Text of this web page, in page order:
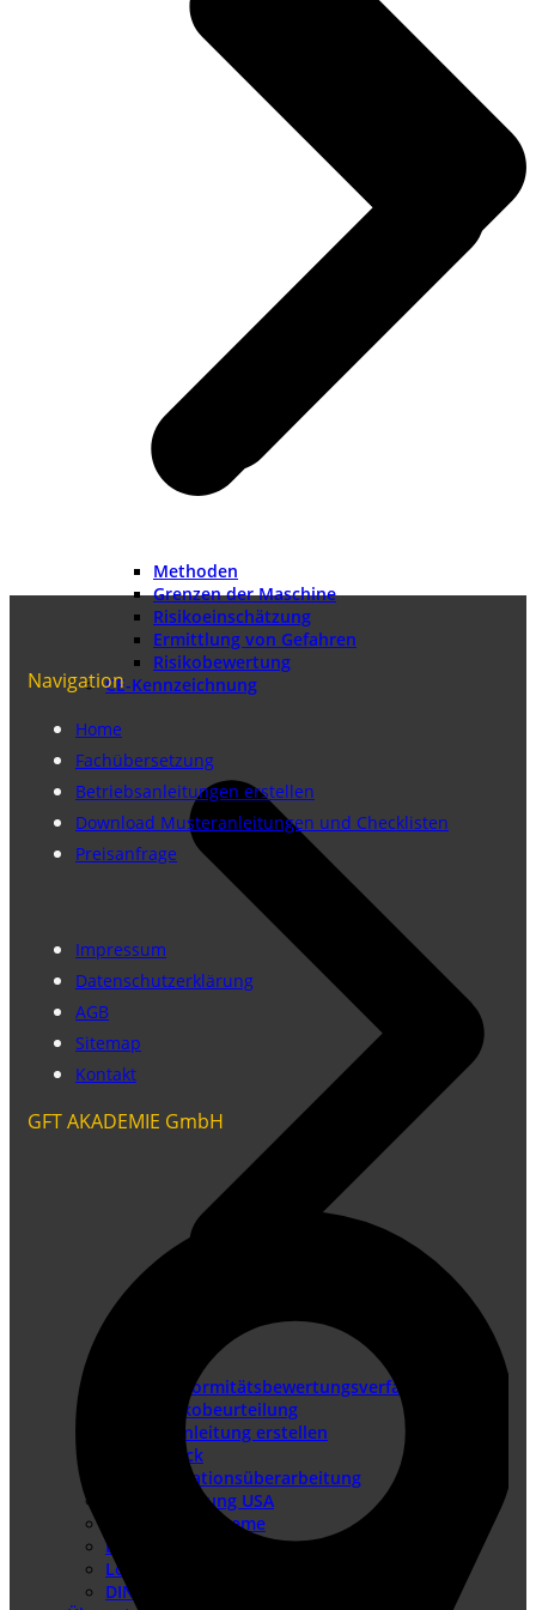
Methoden
Grenzen der Maschine
Risikoeinschätzung
Ermittlung von Gefahren
Risikobewertung
CE-Kennzeichnung
Konformitätsbewertungsverfahren
Risikobeurteilung
Betriebsanleitung erstellen
Doku-Check
Dokumentationsüberarbeitung
Produkthaftung USA
Redaktionssysteme
DTP-Dienste
Lokalisierung
DIN EN IEC/IEEE 82079-1
Navigation
Home
Fachübersetzung
Betriebsanleitungen erstellen
Download Musteranleitungen und Checklisten
Preisanfrage
Impressum
Datenschutzerklärung
AGB
Sitemap
Kontakt
GFT AKADEMIE GmbH